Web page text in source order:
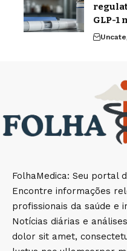
GLP-1
FolhaMedica: Seu portal
Encontre informações
profissionais da saúde e
Notícias diárias e
dolor sit amet,